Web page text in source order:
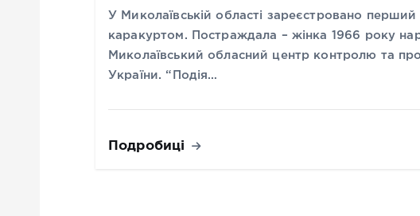
У Миколаївській області зареєстровано
каракуртом. Постраждала – жінка 1966 року
Миколаївський обласний центр контролю та
України. “Подія…
Подробиці